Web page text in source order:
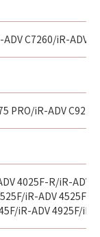
らの販売代
のライセン
」を使用
について、
客様は、ご
すること
損失につ
らの販売代
ライセン
C7260/iR-ADV
PRO/iR-ADV
4025F-R/iR-ADV
iR-ADV 4525F
iR-ADV 4925F/iR-